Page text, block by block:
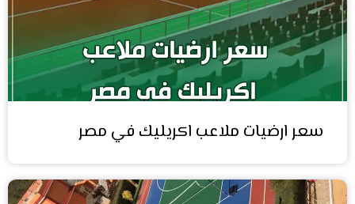
سعر ارضيات ملاعب اكريليك في مصر